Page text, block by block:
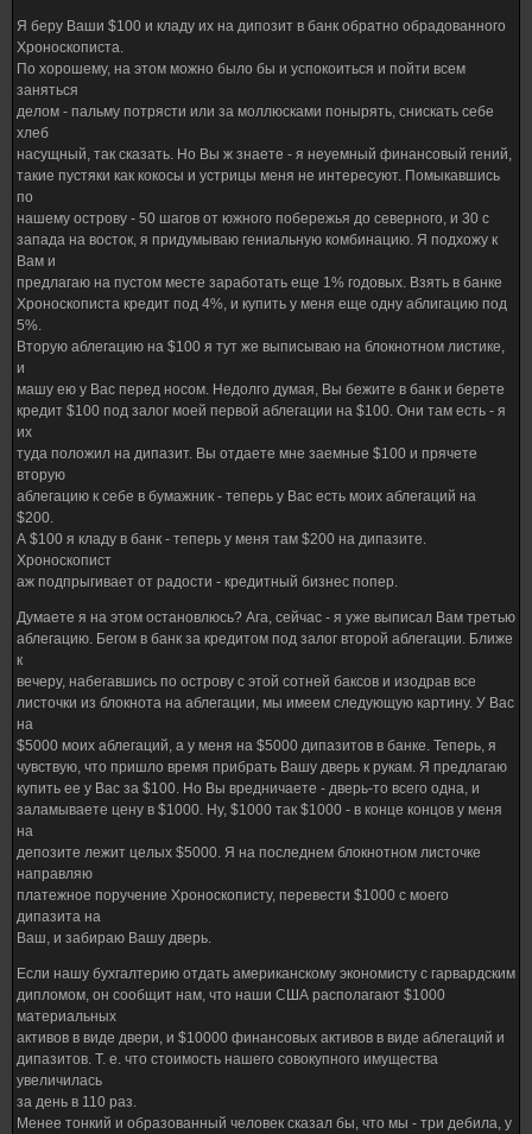
Я беру Ваши $100 и кладу их на дипозит в банк обратно обрадованного
Хроноскописта.
По хорошему, на этом можно было бы и успокоиться и пойти всем
заняться
делом - пальму потрясти или за моллюсками понырять, снискать себе
хлеб
насущный, так сказать. Но Вы ж знаете - я неуемный финансовый гений,
такие пустяки как кокосы и устрицы меня не интересуют. Помыкавшись
по
нашему острову - 50 шагов от южного побережья до северного, и 30 с
запада на восток, я придумываю гениальную комбинацию. Я подхожу к
Вам и
предлагаю на пустом месте заработать еще 1% годовых. Взять в банке
Хроноскописта кредит под 4%, и купить у меня еще одну аблигацию под
5%.
Вторую аблегацию на $100 я тут же выписываю на блокнотном листике,
и
машу ею у Вас перед носом. Недолго думая, Вы бежите в банк и берете
кредит $100 под залог моей первой аблегации на $100. Они там есть - я
их
туда положил на дипазит. Вы отдаете мне заемные $100 и прячете
вторую
аблегацию к себе в бумажник - теперь у Вас есть моих аблегаций на
$200.
А $100 я кладу в банк - теперь у меня там $200 на дипазите.
Хроноскопист
аж подпрыгивает от радости - кредитный бизнес попер.
Думаете я на этом остановлюсь? Ага, сейчас - я уже выписал Вам третью
аблегацию. Бегом в банк за кредитом под залог второй аблегации. Ближе
к
вечеру, набегавшись по острову с этой сотней баксов и изодрав все
листочки из блокнота на аблегации, мы имеем следующую картину. У Вас
на
$5000 моих аблегаций, а у меня на $5000 дипазитов в банке. Теперь, я
чувствую, что пришло время прибрать Вашу дверь к рукам. Я предлагаю
купить ее у Вас за $100. Но Вы вредничаете - дверь-то всего одна, и
заламываете цену в $1000. Ну, $1000 так $1000 - в конце концов у меня
на
депозите лежит целых $5000. Я на последнем блокнотном листочке
направляю
платежное поручение Хроноскописту, перевести $1000 с моего
дипазита на
Ваш, и забираю Вашу дверь.
Если нашу бухгалтерию отдать американскому экономисту с гарвардским
дипломом, он сообщит нам, что наши США располагают $1000
материальных
активов в виде двери, и $10000 финансовых активов в виде аблегаций и
дипазитов. Т. е. что стоимость нашего совокупного имущества
увеличилась
за день в 110 раз.
Менее тонкий и образованный человек сказал бы, что мы - три дебила, у